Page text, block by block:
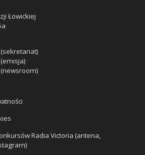
Łowickiej
Radia Victoria (antena,